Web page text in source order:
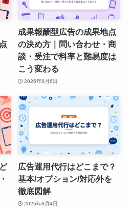
成果報酬型広告の成果地点
の決め方｜問い合わせ・商
談・受注で料率と難易度は
こう変わる
2026年8月6日
広告運用代行はどこまで？
基本/オプション/対応外を
徹底図解
2026年8月4日